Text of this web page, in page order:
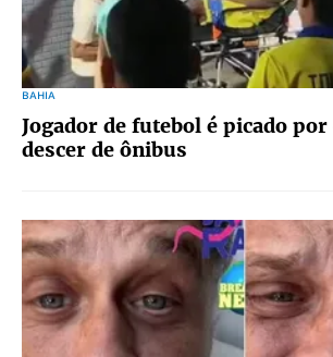
BAHIA
Jogador de futebol é picado por
descer de ônibus